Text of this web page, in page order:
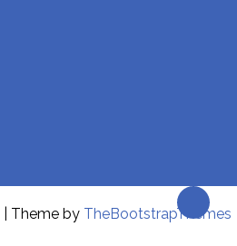
| Theme by TheBootstrapThemes